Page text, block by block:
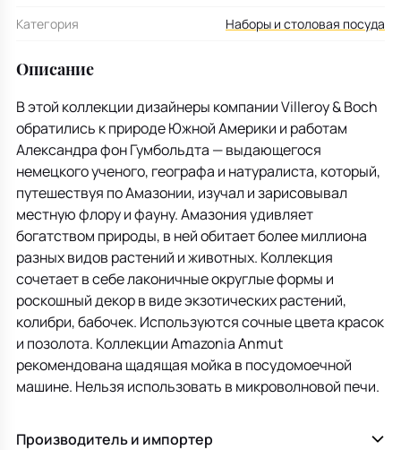
Категория
Наборы и столовая посуда
Описание
В этой коллекции дизайнеры компании Villeroy & Boch
обратились к природе Южной Америки и работам
Александра фон Гумбольдта — выдающегося
немецкого ученого, географа и натуралиста, который,
путешествуя по Амазонии, изучал и зарисовывал
местную флору и фауну. Амазония удивляет
богатством природы, в ней обитает более миллиона
разных видов растений и животных. Коллекция
сочетает в себе лаконичные округлые формы и
роскошный декор в виде экзотических растений,
колибри, бабочек. Используются сочные цвета красок
и позолота. Коллекции Amazonia Anmut
рекомендована щадящая мойка в посудомоечной
машине. Нельзя использовать в микроволновой печи.
Производитель и импортер